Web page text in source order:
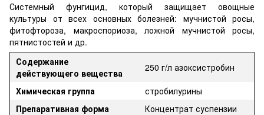
Системный фунгицид, который защищает овощные
культуры от всех основных болезней: мучнистой росы,
фитофтороза, макроспориоза, ложной мучнистой росы,
пятнистостей и др.
Содержание
действующего вещества
250 г/л азоксистробин
Химическая группа
стробилурины
Препаративная форма
Концентрат суспензии